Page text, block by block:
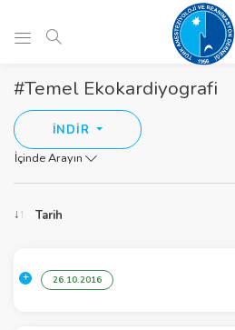
#Temel Ekokardiyografi
İNDİR
İçinde Arayın
Tarih
26.10.2016